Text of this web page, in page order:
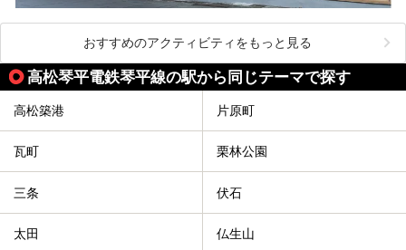
おすすめのアクティビティをもっと見る
高松琴平電鉄琴平線の駅から同じテーマで探す
高松築港 片原町
瓦町 栗林公園
三条 伏石
太田 仏生山